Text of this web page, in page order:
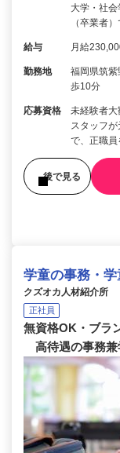
大学・社
（卒業者
給与 月給
勤務地
福岡県筑
歩10分
応募資格
未経験者
スタッフ
で、正職
後で見る
学童の事務・学
クズオカ人材紹介所
正社員
無資格OK・ブラ
高待遇の事務兼